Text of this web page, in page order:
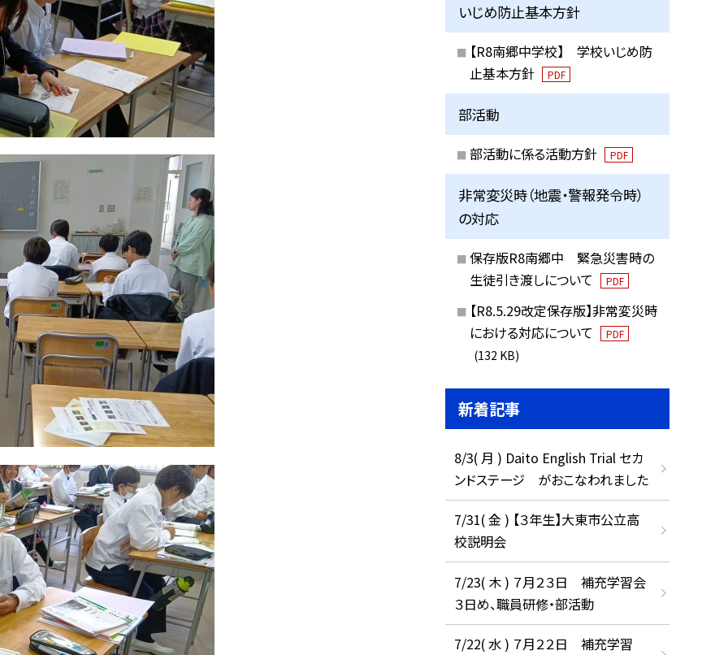
いじめ防止基本方針
【R8南郷中学校】 学校いじめ防
止基本方針
PDF
部活動
部活動に係る活動方針 PDF
非常変災時（地震・警報発令時）
の対応
保存版R8南郷中 緊急災害時の
生徒引き渡しについて
PDF
【R8.5.29改定保存版】非常変災時
における対応について
PDF
(132 KB)
新着記事
8/3( 月 ) Daito English Trial セカ
ンドステージ がおこなわれました
7/31( 金 ) 【３年生】大東市公立高
校説明会
7/23( 木 ) ７月２３日 補充学習会
３日め、職員研修・部活動
7/22( 水 ) ７月２２日 補充学習